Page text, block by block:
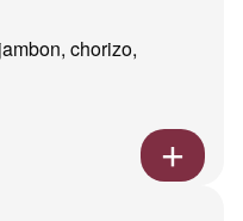
chorizo,